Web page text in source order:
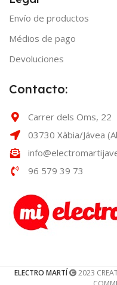
Envío de productos
Médios de pago
Devoluciones
Contacto:
Carrer dels Oms, 22
03730 Xàbia/Jávea
96 579 39 73
ELECTRO MARTÍ 2023